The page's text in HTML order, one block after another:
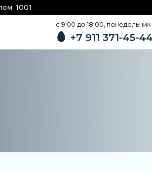
1001
c 9:00 до 18:00,
+7 911 371-45-44